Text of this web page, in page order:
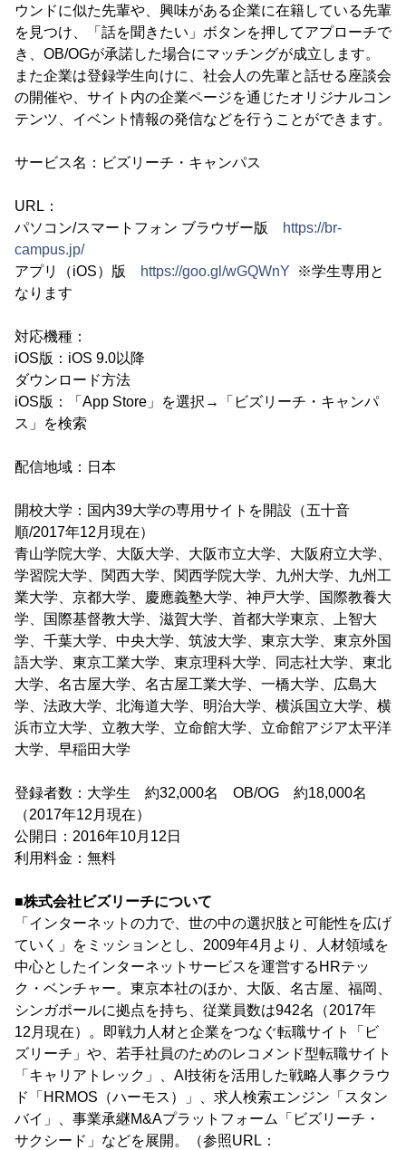
ウンドに似た先輩や、興味がある企業に在籍している先輩
を見つけ、「話を聞きたい」ボタンを押してアプローチで
き、OB/OGが承諾した場合にマッチングが成立します。
また企業は登録学生向けに、社会人の先輩と話せる座談会
の開催や、サイト内の企業ページを通じたオリジナルコン
テンツ、イベント情報の発信などを行うことができます。
サービス名：ビズリーチ・キャンパス
URL：
パソコン/スマートフォン ブラウザー版
https://br-
campus.jp/
アプリ（iOS）版
https://goo.gl/wGQWnY ※学生専用と
なります
対応機種：
iOS版：iOS 9.0以降
ダウンロード方法
iOS版：「App Store」を選択→「ビズリーチ・キャンパ
ス」を検索
配信地域：日本
開校大学：国内39大学の専用サイトを開設（五十音
順/2017年12月現在）
青山学院大学、大阪大学、大阪市立大学、大阪府立大学、
学習院大学、関西大学、関西学院大学、九州大学、九州工
業大学、京都大学、慶應義塾大学、神戸大学、国際教養大
学、国際基督教大学、滋賀大学、首都大学東京、上智大
学、千葉大学、中央大学、筑波大学、東京大学、東京外国
語大学、東京工業大学、東京理科大学、同志社大学、東北
大学、名古屋大学、名古屋工業大学、一橋大学、広島大
学、法政大学、北海道大学、明治大学、横浜国立大学、横
浜市立大学、立教大学、立命館大学、立命館アジア太平洋
大学、早稲田大学
登録者数：大学生 約32,000名 OB/OG 約18,000名
（2017年12月現在）
公開日：2016年10月12日
利用料金：無料
■株式会社ビズリーチについて
「インターネットの力で、世の中の選択肢と可能性を広げ
ていく」をミッションとし、2009年4月より、人材領域を
中心としたインターネットサービスを運営するHRテッ
ク・ベンチャー。東京本社のほか、大阪、名古屋、福岡、
シンガポールに拠点を持ち、従業員数は942名（2017年
12月現在）。即戦力人材と企業をつなぐ転職サイト「ビ
ズリーチ」や、若手社員のためのレコメンド型転職サイト
「キャリアトレック」、AI技術を活用した戦略人事クラウ
ド「HRMOS（ハーモス）」、求人検索エンジン「スタン
バイ」、事業承継M&Aプラットフォーム「ビズリーチ・
サクシード」などを展開。（参照URL：